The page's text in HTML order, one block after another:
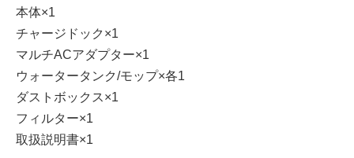
本体×1
チャージドック×1
マルチACアダプター×1
ウォータータンク/モップ×各1
ダストボックス×1
フィルター×1
取扱説明書×1